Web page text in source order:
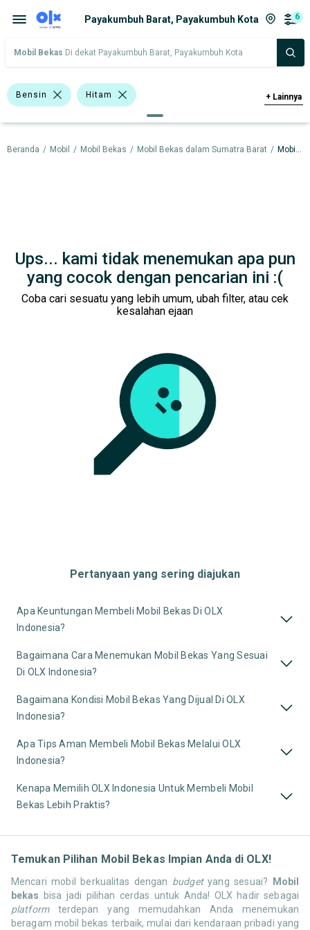
Payakumbuh Barat, Payakumbuh Kota 6
Mobil Bekas Di dekat Payakumbuh Barat, Payakumbuh Kota
Bensin Hitam
Bursa Mobil Blok M Square
Bursa Mobil Kelapa Gading
Bursa Mobil Bekas Giant (BMB)
Hatchback Toyota Agya
Merek Dan Model Tahun
Tipe Membership
+ Lainnya
Beranda / Mobil / Mobil Bekas / Mobil Bekas dalam Sumatra Barat / Mobil Bekas dalam Payakumbuh Kota
Ups... kami tidak menemukan apa pun
yang cocok dengan pencarian ini :(
Coba cari sesuatu yang lebih umum, ubah filter, atau cek
kesalahan ejaan
Pertanyaan yang sering diajukan
Apa Keuntungan Membeli Mobil Bekas Di OLX
Indonesia?
Bagaimana Cara Menemukan Mobil Bekas Yang Sesuai
Di OLX Indonesia?
Bagaimana Kondisi Mobil Bekas Yang Dijual Di OLX
Indonesia?
Apa Tips Aman Membeli Mobil Bekas Melalui OLX
Indonesia?
Kenapa Memilih OLX Indonesia Untuk Membeli Mobil
Bekas Lebih Praktis?
Temukan Pilihan Mobil Bekas Impian Anda di OLX!
Mencari mobil berkualitas dengan budgetyang sesuai?
Mobil
bekas bisa jadi pilihan cerdas untuk Anda! OLX hadir sebagai
platformterdepan yang memudahkan Anda menemukan
beragam mobil bekas terbaik, mulai dari kendaraan pribadi yang